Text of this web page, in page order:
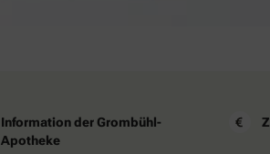
Information der Grombühl-
Apotheke